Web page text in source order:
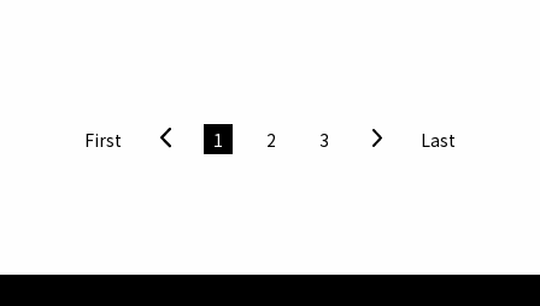
來，台灣的悲哀」、「正事不幹，只會舉條毛巾幫傳產過清
明節的爛總統」、「一開始以為是合成的照片，結果是真
聽音樂吃潤餅」。對此，屏東縣政府昨天（5日）說明，縣
First 1 2 3 Last